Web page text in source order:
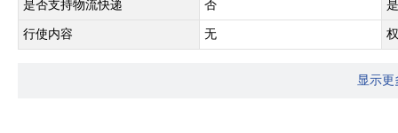
是否支持物流快递 否
行使内容 无
显示更